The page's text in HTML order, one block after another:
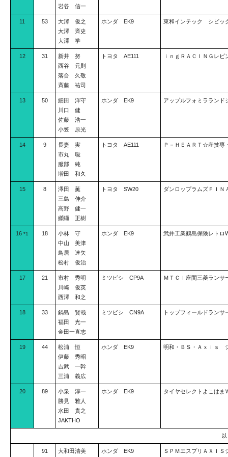
岩谷 信一
11 53
大澤 俊之
大澤 斉史
大澤 学
ホンダ EK9 東和インテック シビッ
12 31
新井 努
西谷 元則
落合 久敬
斉藤 祐司
トヨタ AE111 ｉｎｇＲＡＣＩＮＧレビ
13 50
細田 洋守
川口 健
佐藤 浩一
小笠 原光
ホンダ EK9 アップルフォミラランド
14 9
長妻 実
市丸 聡
服部 純
増田 和久
トヨタ AE111 Ｐ－ＨＥＡＲＴ☆産技専
15 8
澤田 薫
三島 伸介
高野 健一
纐纈 正樹
トヨタ SW20 ダンロップラムズＦＩＮ
16 *1 18
小林 守
中山 美津
鳥居 達矢
松村 俊治
ホンダ EK9 武井工業鶴島保険レトロ
17 21
市村 秀明
川崎 俊英
西澤 和之
ミツビシ CP9A ＭＴＣＩ座間三菱ランサ
18 33
鍋島 賢哉
福田 光一
金田一直志
ミツビシ CN9A トップフィールドランサ
19 44
松浦 恒
伊藤 秀昭
吉武 一幹
三浦 義広
ホンダ EK9 明和・ＢＳ・Ａｘｉｓ
20 89
小泉 淳一
勝見 雅人
水田 貴之
JAKTHO
ホンダ EK9 タイヤセレクトよこはま
91
大和田清美
ホンダ EK9 ＳＰＭエスプリＡＸＩＳ